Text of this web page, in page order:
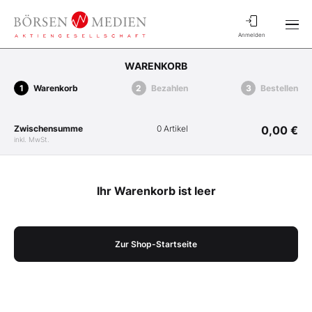
Anmelden
WARENKORB
Warenkorb Bezahlen Bestellen
Zwischensumme
inkl. MwSt.
0 Artikel 0,00 €
Ihr Warenkorb ist leer
Zur Shop-Startseite